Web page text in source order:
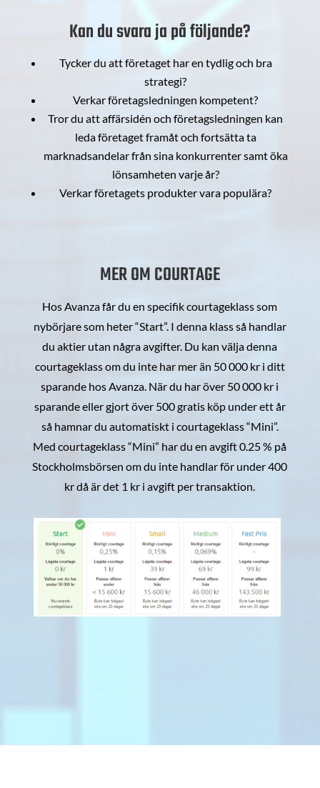
Kan du svara ja på följande?
Tycker du att företaget har en tydlig och bra
strategi?
Verkar företagsledningen kompetent?
Tror du att affärsidén och företagsledningen kan
leda företaget framåt och fortsätta ta
marknadsandelar från sina konkurrenter samt öka
lönsamheten varje år?
Verkar företagets produkter vara populära?
MER OM COURTAGE
Hos Avanza får du en specifik courtageklass som
nybörjare som heter “Start”. I denna klass så handlar
du aktier utan några avgifter. Du kan välja denna
courtageklass om du inte har mer än 50 000 kr i ditt
sparande hos Avanza. När du har över 50 000 kr i
sparande eller gjort över 500 gratis köp under ett år
så hamnar du automatiskt i courtageklass “Mini”.
Med courtageklass “Mini” har du en avgift 0.25 % på
Stockholmsbörsen om du inte handlar för under 400
kr då är det 1 kr i avgift per transaktion.